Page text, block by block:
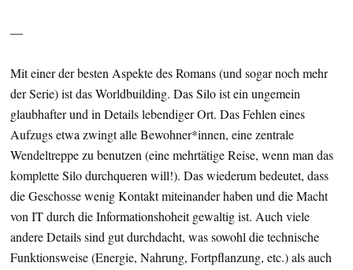
—
Mit einer der besten Aspekte des Romans (und sogar noch mehr
der Serie) ist das Worldbuilding. Das Silo ist ein ungemein
glaubhafter und in Details lebendiger Ort. Das Fehlen eines
Aufzugs etwa zwingt alle Bewohner*innen, eine zentrale
Wendeltreppe zu benutzen (eine mehrtätige Reise, wenn man das
komplette Silo durchqueren will!). Das wiederum bedeutet, dass
die Geschosse wenig Kontakt miteinander haben und die Macht
von IT durch die Informationshoheit gewaltig ist. Auch viele
andere Details sind gut durchdacht, was sowohl die technische
Funktionsweise (Energie, Nahrung, Fortpflanzung, etc.) als auch